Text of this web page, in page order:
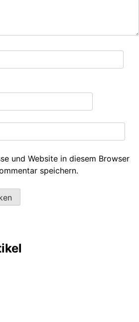
und Website in diesem Browser
speichern.